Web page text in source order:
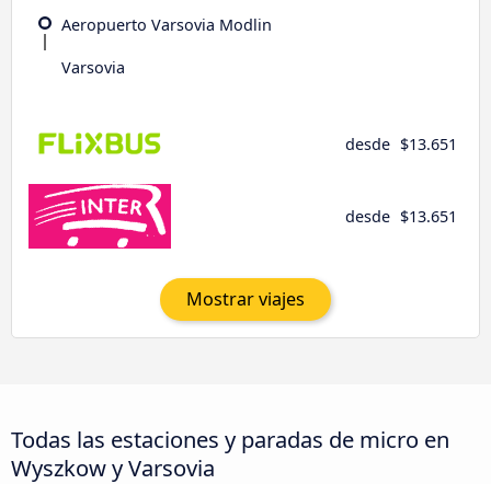
Aeropuerto Varsovia Modlin
Varsovia
desde $13.651
desde $13.651
Mostrar viajes
Todas las estaciones y paradas de micro en
Wyszkow y Varsovia